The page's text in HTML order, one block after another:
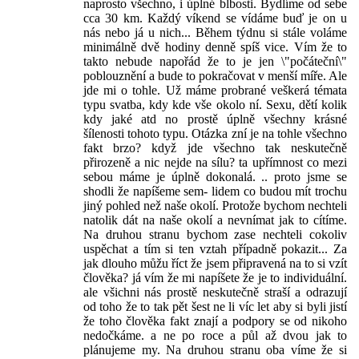
naprosto všechno, i úplné blbosti. Bydlíme od sebe
cca 30 km. Každý víkend se vídáme buď je on u
nás nebo já u nich... Během týdnu si stále voláme
minimálně dvě hodiny denně spíš vice. Vím že to
takto nebude napořád že to je jen \"počáteční\"
poblouznění a bude to pokračovat v menší míře. Ale
jde mi o tohle. Už máme probrané veškerá témata
typu svatba, kdy kde vše okolo ní. Sexu, dětí kolik
kdy jaké atd no prostě úplně všechny krásné
šílenosti tohoto typu. Otázka zní je na tohle všechno
fakt brzo? když jde všechno tak neskutečně
přirozeně a nic nejde na sílu? ta upřímnost co mezi
sebou máme je úplně dokonalá. .. proto jsme se
shodli že napíšeme sem- lidem co budou mít trochu
jiný pohled než naše okolí. Protože bychom nechteli
natolik dát na naše okolí a nevnímat jak to cítíme.
Na druhou stranu bychom zase nechteli cokoliv
uspěchat a tím si ten vztah případně pokazit... Za
jak dlouho můžu říct že jsem připravená na to si vzít
člověka? já vím že mi napíšete že je to individuální.
ale všichni nás prostě neskutečně straší a odrazují
od toho že to tak pět šest ne li víc let aby si byli jistí
že toho člověka fakt znají a podpory se od nikoho
nedočkáme. a ne po roce a půl až dvou jak to
plánujeme my. Na druhou stranu oba víme že si